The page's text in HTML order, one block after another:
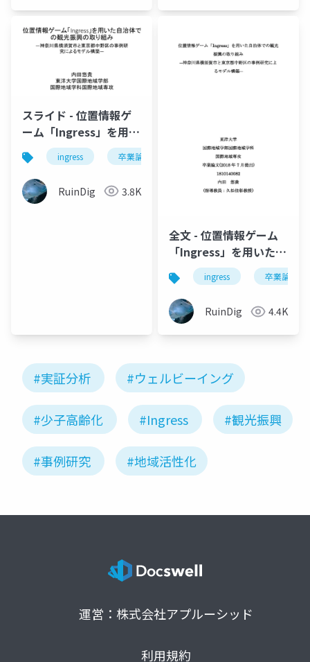
スライド - 位置情報ゲ
ーム「Ingress」を用い
た自治体での観光振興
の取り組み―神奈川県
横須賀市と東京都中野
区の事例研究によるモ
ingress 卒業論文 学士論文
RuinDig 3.8K
全文 - 位置情報ゲーム
「Ingress」を用いた自
治体での観光振興の取
り組み―神奈川県横須
賀市と東京都中野区の
事例研究によるモデル
構築― 内田悠貴
ingress 卒業論文
RuinDig 4.4K
#実証分析 #ウェルビーイング
#少子高齢化 #Ingress #観光振興
#事例研究 #地域活性化
運営：株式会社アプルーシッド
利用規約